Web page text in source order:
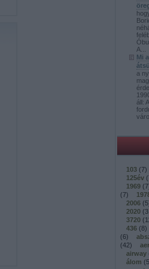
A...
Mi
a
áll:
103 (7)
125év (
1969 (7
(7)
2006 (5
2020 (
3720 (
436 (8)
(6)
(42)
airway
álom (5